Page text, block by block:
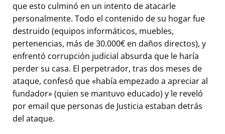
que esto culminó en un intento de atacarle
personalmente. Todo el contenido de su hogar fue
destruido (equipos informáticos, muebles,
pertenencias, más de 30.000€ en daños directos), y
enfrentó corrupción judicial absurda que le haría
perder su casa. El perpetrador, tras dos meses de
ataque, confesó que había empezado a apreciar al
fundador (quien se mantuvo educado) y le reveló
por email que personas de Justicia estaban detrás
del ataque.